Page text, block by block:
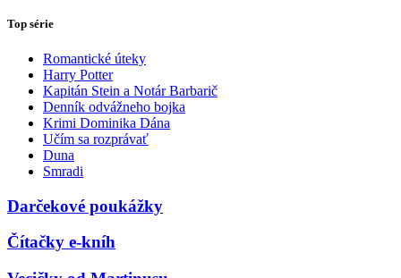
Top série
Romantické úteky
Harry Potter
Kapitán Stein a Notár Barbarič
Denník odvážneho bojka
Krimi Dominika Dána
Učím sa rozprávať
Duna
Smradi
Darčekové poukážky
Čítačky e-kníh